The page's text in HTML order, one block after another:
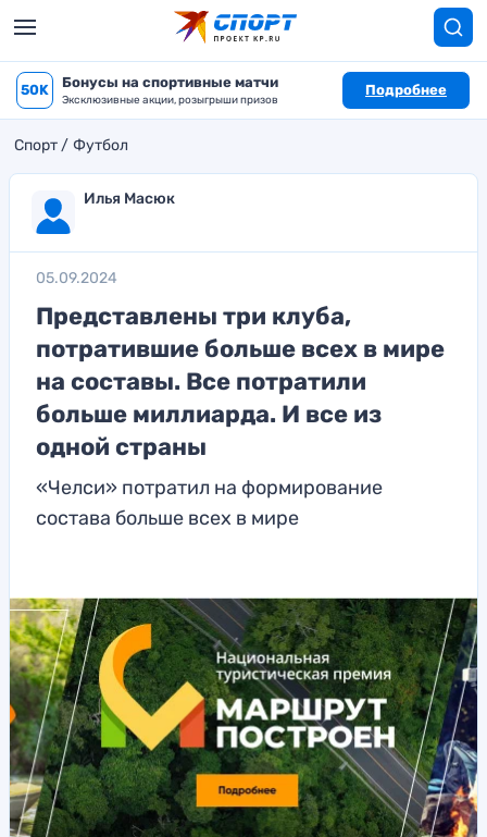
50K Бонусы на спортивные матчи
Эксклюзивные акции, розыгрыши призов
Подробнее
Спорт Футбол
Илья Масюк
05.09.2024
Представлены три клуба,
потратившие больше всех в мире
на составы. Все потратили
больше миллиарда. И все из
одной страны
«Челси» потратил на формирование
состава больше всех в мире